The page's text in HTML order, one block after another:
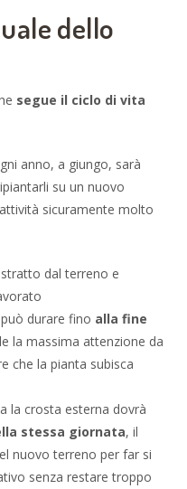
dello
segue il ciclo di vita
anno, a giungo, sarà
su un nuovo
sicuramente molto
dal terreno e
durare fino alla fine
la massima attenzione da
che la pianta subisca
la crosta esterna dovrà
stessa giornata, il
nuovo terreno per far si
senza restare troppo